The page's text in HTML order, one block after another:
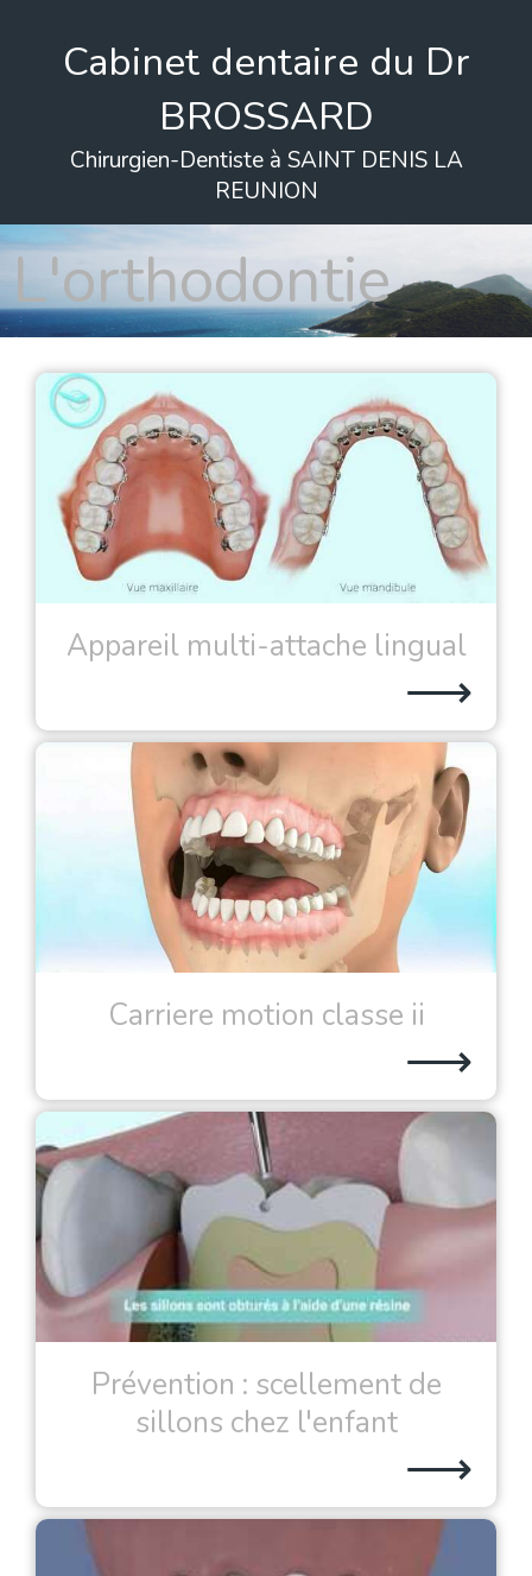
Cabinet dentaire du Dr
BROSSARD
Chirurgien-Dentiste à SAINT DENIS LA
REUNION
L'orthodontie
Appareil multi-attache lingual
⟶
Carriere motion classe ii
⟶
Prévention : scellement de
sillons chez l'enfant
⟶